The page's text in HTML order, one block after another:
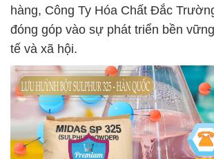
hàng, Công Ty Hóa Chất Đắc
đóng góp vào sự phát triển bền
tế và xã hội.